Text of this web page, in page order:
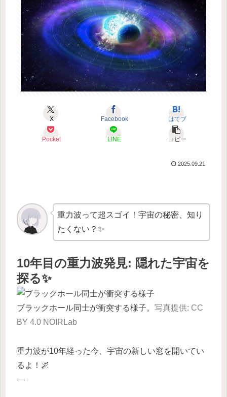
X Facebook はてブ
Pocket LINE コピー
2025.09.21
重力波って超スゴイ！宇宙の秘密、知り
たくない？✨
10年目の重力波発見: 隠れた宇宙を
探る✨
ブラックホール同士が衝突する様子。 写真提供: CC
BY 4.0 NOIRLab
重力波が10年経った今、宇宙の新しい窓を開いてい
るよ！🌌
—